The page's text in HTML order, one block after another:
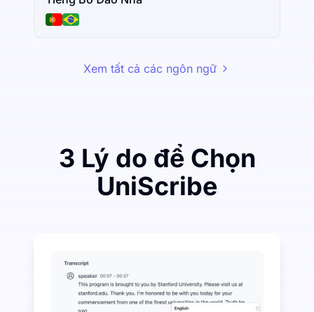
Xem tất cả các ngôn ngữ
3 Lý do để Chọn
UniScribe
UniScribe cung cấp 120 phút phiên âm miễn phí
Nhiều tính năng AI có sẵn ngoài chuyển đổi âm
Tự động tạo ra các tóm tắt, sơ đồ tư duy và điểm